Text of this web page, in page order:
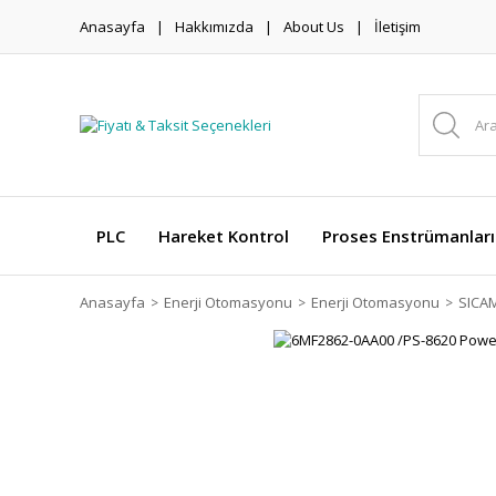
Anasayfa Hakkımızda About Us İletişim
PLC Hareket Kontrol Proses Enstrümanları
Anasayfa Enerji Otomasyonu Enerji Otomasyonu